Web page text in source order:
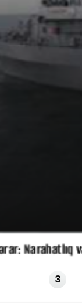
Narahatlıq
3